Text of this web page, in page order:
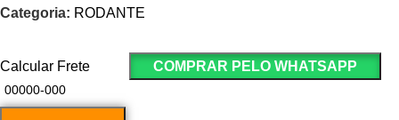
Categoria: RODANTE
Calcular Frete COMPRAR PELO WHATSAPP